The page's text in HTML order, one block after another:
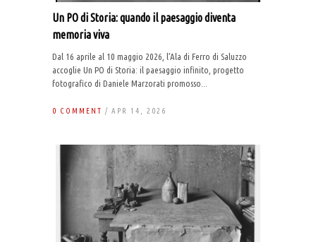
Un PO di Storia: quando il paesaggio diventa
memoria viva
Dal 16 aprile al 10 maggio 2026, l’Ala di Ferro di Saluzzo
accoglie Un PO di Storia: il paesaggio infinito, progetto
fotografico di Daniele Marzorati promosso...
0 COMMENT / APR 14, 2026